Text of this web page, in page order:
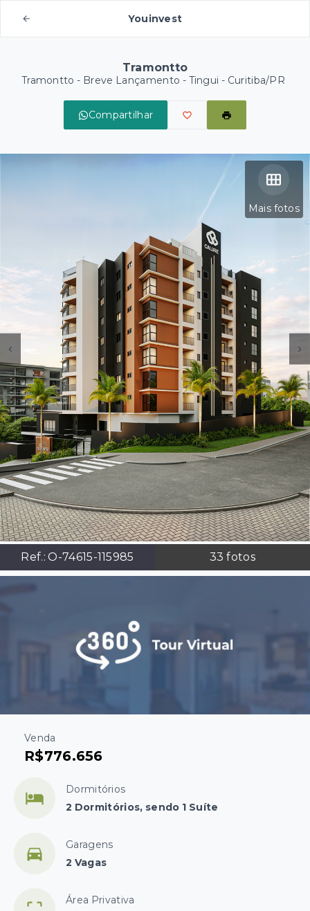
Youinvest
Tramontto
Tramontto - Breve Lançamento - Tingui - Curitiba/PR
Compartilhar
Mais fotos
Ref.:O-74615-115985 33 fotos
Venda
R$776.656
Dormitórios
2 Dormitórios, sendo 1 Suíte
Garagens
2 Vagas
Área Privativa